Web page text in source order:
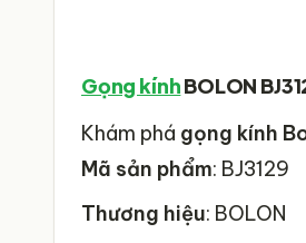
Gọng kínhBOLON
Khám phá gọng kính
Mã sản phẩm: BJ3129
Thương hiệu: BOLON